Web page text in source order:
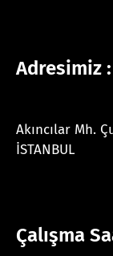
Adresimiz :
Akıncılar Mh.
İSTANBUL
Çalışma